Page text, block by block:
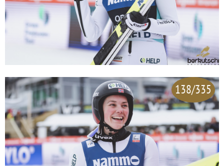
138/335